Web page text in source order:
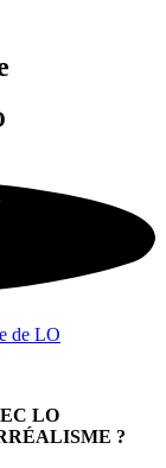
de LO
LO
?